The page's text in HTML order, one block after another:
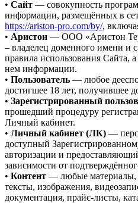
• Сайт — совокупность
информации, размещённых в
https://ariston-pro.com/by/,
• Аристон — ООО «Аристон
– владелец доменного имени и
правила использования Сайта,
нем информации.
• Пользователь — любое
достигшее 18 лет, получившее
• Зарегистрированный
прошедший процедуру
Личный кабинет.
• Личный кабинет (ЛК) —
доступный
авторизации и
зависимости от
• Контент — любые материалы,
тексты, изображения,
документация, прайс-листы,